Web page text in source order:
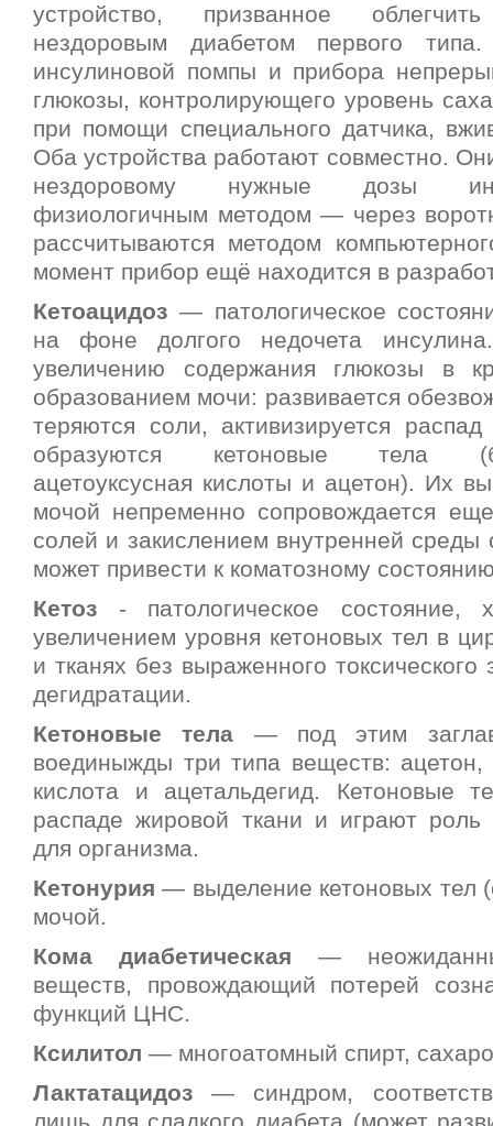
устройство, призванное
нездоровым диабетом первого типа.
инсулиновой помпы и прибора
глюкозы, контролирующего уровень
при помощи специального датчика,
Оба устройства работают совместно.
нездоровому нужные дозы
физиологичным методом — через
рассчитываются методом
момент прибор ещё находится в
Кетоацидоз — патологическое
на фоне долгого недочета
увеличению содержания глюкозы в
образованием мочи: развивается
теряются соли, активизируется
образуются кетоновые тела
ацетоуксусная кислоты и ацетон). Их
мочой непременно сопровождается
солей и закислением внутренней среды
может привести к коматозному
Кетоз - патологическое состояние,
увеличением уровня кетоновых тел в
и тканях без выраженного
дегидратации.
Кетоновые тела — под этим
воединыжды три типа веществ: ацетон,
кислота и ацетальдегид. Кетоновые
распаде жировой ткани и играют роль
для организма.
Кетонурия — выделение кетоновых тел
мочой.
Кома диабетическая —
веществ, провождающий потерей
функций ЦНС.
Ксилитол — многоатомный спирт,
Лактатацидоз — синдром,